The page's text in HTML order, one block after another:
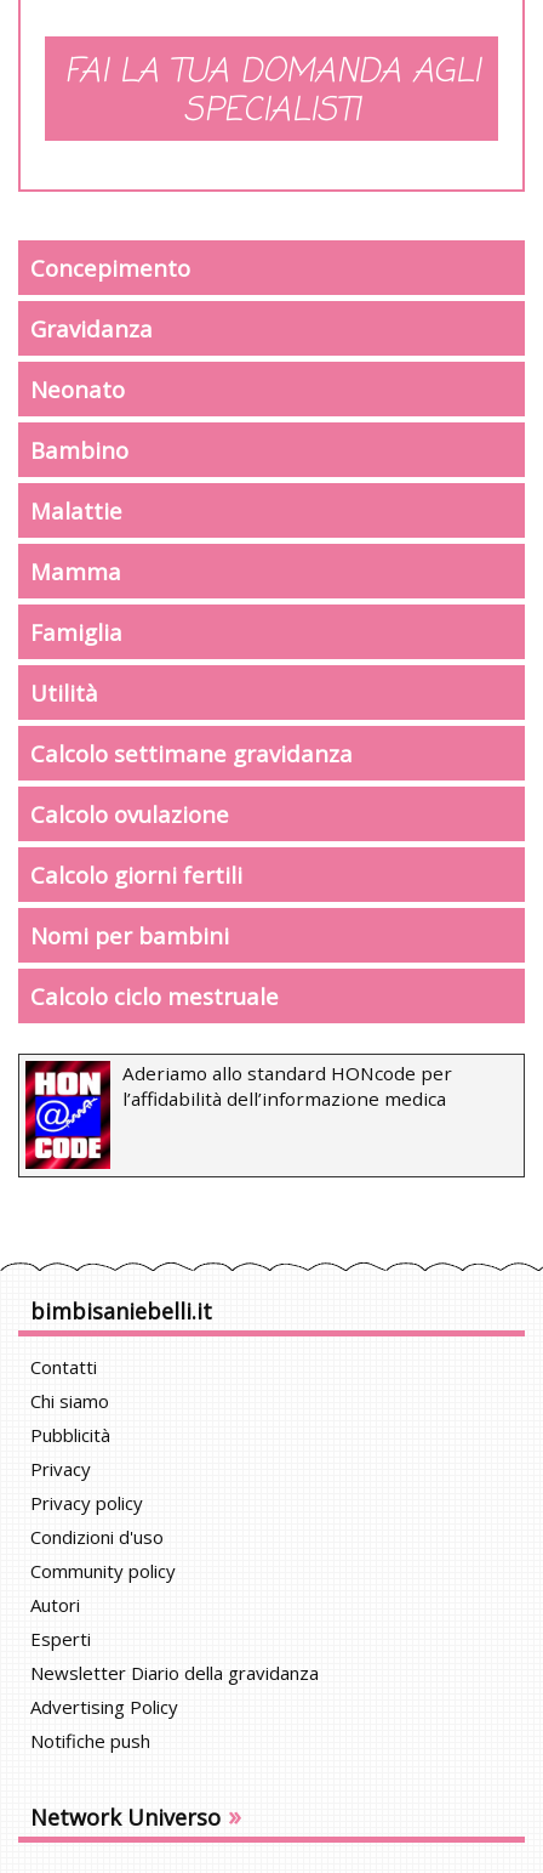
FAI LA TUA DOMANDA AGLI
SPECIALISTI
Concepimento
Gravidanza
Neonato
Bambino
Malattie
Mamma
Famiglia
Utilità
Calcolo settimane gravidanza
Calcolo ovulazione
Calcolo giorni fertili
Nomi per bambini
Calcolo ciclo mestruale
Aderiamo allo standard HONcode per
l’affidabilità dell’informazione medica
bimbisaniebelli.it
Contatti
Chi siamo
Pubblicità
Privacy
Privacy policy
Condizioni d'uso
Community policy
Autori
Esperti
Newsletter Diario della gravidanza
Advertising Policy
Notifiche push
Network Universo »